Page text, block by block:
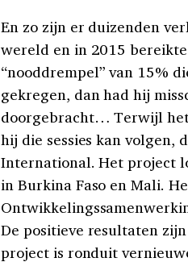
En zo zijn er duizenden
wereld en in 2015
“nooddrempel” van 15%
gekregen, dan had hij
doorgebracht… Terwijl het
hij die sessies kan volgen,
International. Het project
in Burkina Faso en Mali.
De positieve resultaten
project is ronduit